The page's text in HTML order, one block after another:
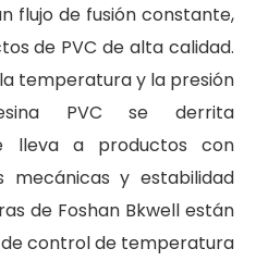
flujo de fusión constante,
de PVC de alta calidad.
temperatura y la presión
PVC se derrita
lleva a productos con
mecánicas y estabilidad
de Foshan Bkwell están
control de temperatura